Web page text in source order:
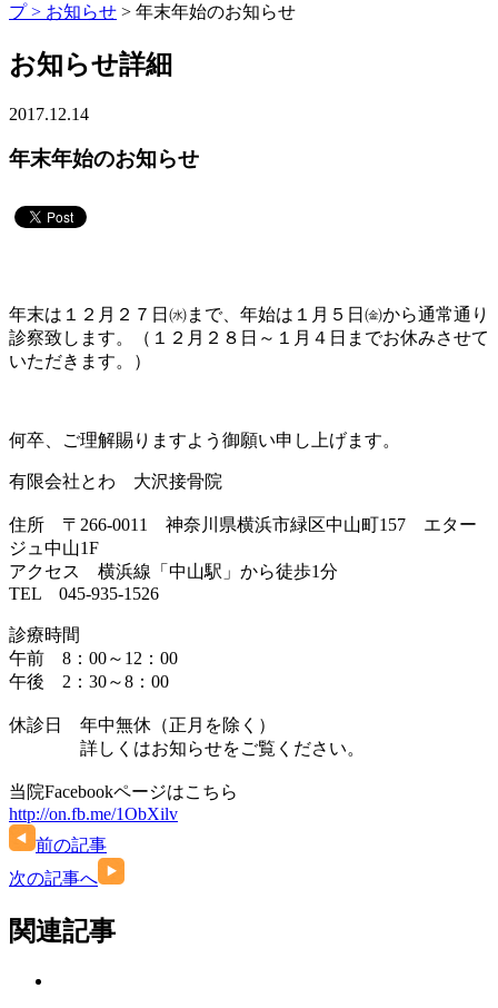
プ > お知らせ > 年末年始のお知らせ
お知らせ詳細
2017.12.14
年末年始のお知らせ
年末は１２月２７日㈬まで、年始は１月５日㈮から通常通り
診察致します。（１２月２８日～１月４日までお休みさせて
いただきます。）
何卒、ご理解賜りますよう御願い申し上げます。
有限会社とわ 大沢接骨院
住所 〒266-0011 神奈川県横浜市緑区中山町157 エター
ジュ中山1F
アクセス 横浜線「中山駅」から徒歩1分
TEL 045-935-1526
診療時間
午前 8：00～12：00
午後 2：30～8：00
休診日 年中無休（正月を除く）
詳しくはお知らせをご覧ください。
当院Facebookページはこちら
http://on.fb.me/1ObXilv
前の記事
次の記事へ
関連記事